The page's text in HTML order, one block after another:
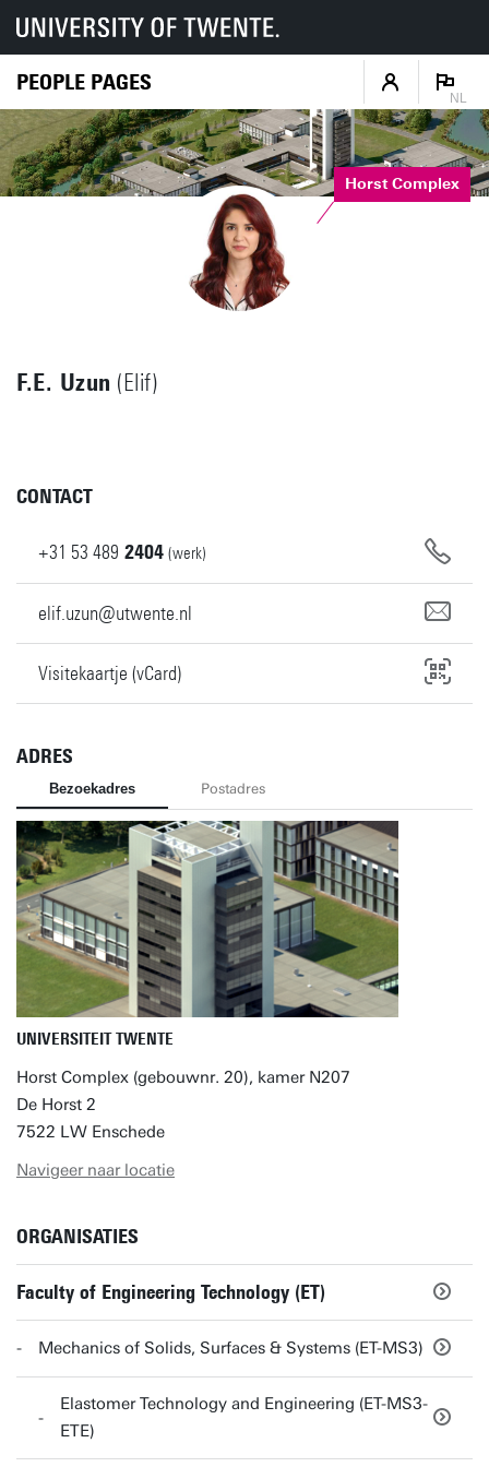
PEOPLE PAGES
NL
Horst Complex
F.E. Uzun (Elif)
CONTACT
+31 53 489 2404 (werk)
elif.uzun@utwente.nl
Visitekaartje (vCard)
ADRES
Bezoekadres Postadres
UNIVERSITEIT TWENTE
Horst Complex (gebouwnr. 20), kamer N207
De Horst 2
7522 LW Enschede
Navigeer naar locatie
ORGANISATIES
Faculty of Engineering Technology (ET)
Mechanics of Solids, Surfaces & Systems (ET-MS3)
Elastomer Technology and Engineering (ET-MS3-
ETE)